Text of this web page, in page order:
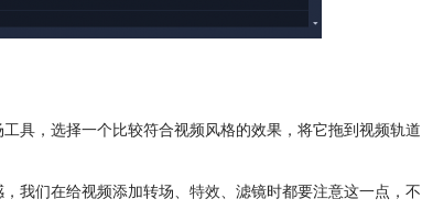
具，选择一个比较符合视频风格的效果，将它拖到视频轨道
我们在给视频添加转场、 特效、滤镜时都要注意这一点，不